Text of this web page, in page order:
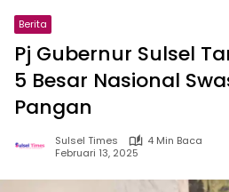
Berita
Pj Gubernur Sulsel
5 Besar Nasional
Pangan
Sulsel Times
4 Min Baca
Februari 13, 2025